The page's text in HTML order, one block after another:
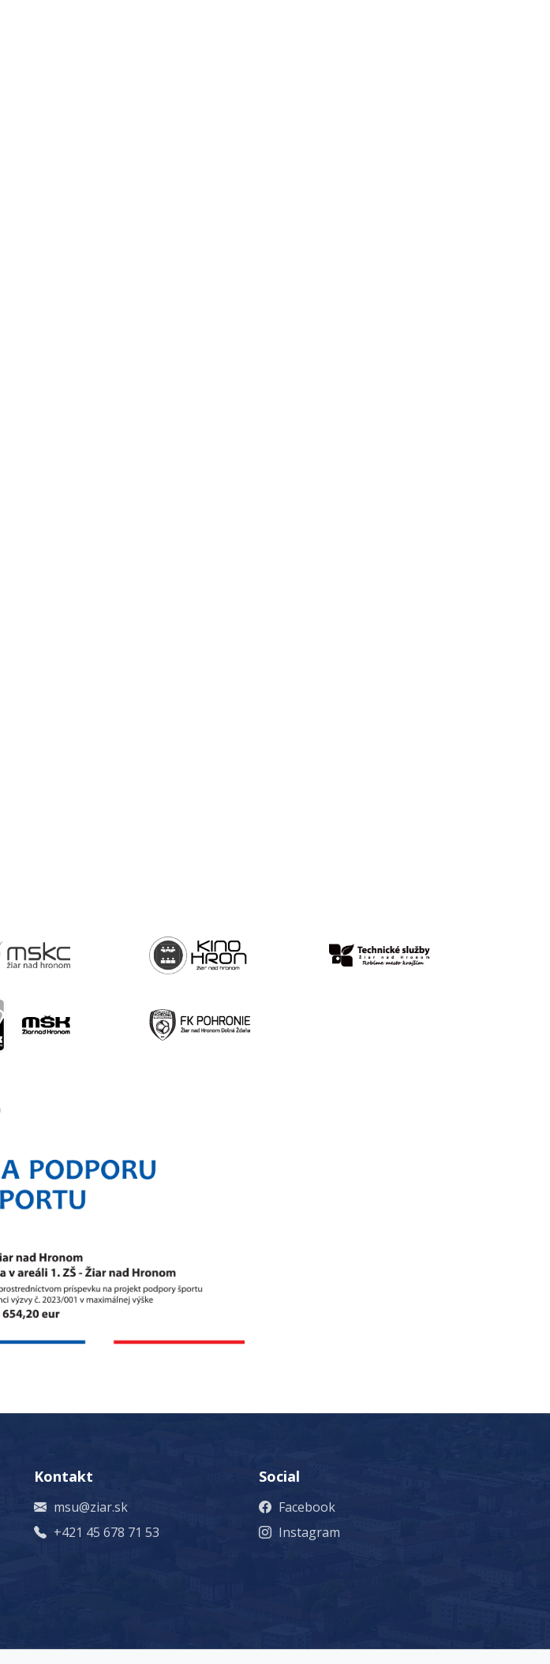
Kontakt
msu@ziar.sk
+421 45 678 71 53
Social
Facebook
Instagram